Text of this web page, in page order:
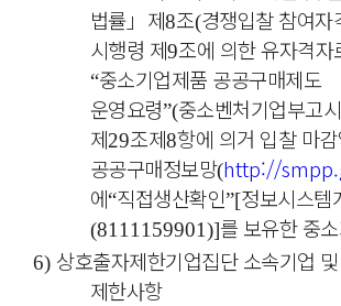
법률」 제8조(경쟁입찰 참여자
시행령 제9조에 의한 유자격자
“중소기업제품 공공구매제도
운영요령”(중소벤처기업부고시
제29조제8항에 의거 입찰 마
공공구매정보망(http://
에“직접생산확인”[정보시스템
(8111159901)]를 보유한 중
6) 상호출자제한기업집단 소속기업
제한사항